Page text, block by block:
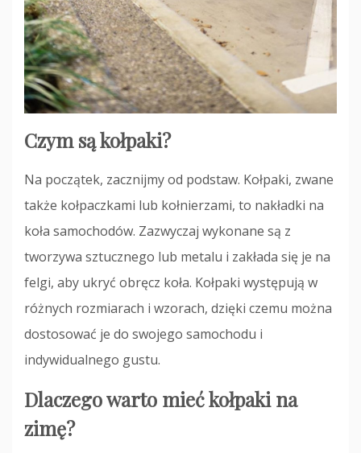
Czym są kołpaki?
Na początek, zacznijmy od podstaw. Kołpaki, zwane
także kołpaczkami lub kołnierzami, to nakładki na
koła samochodów. Zazwyczaj wykonane są z
tworzywa sztucznego lub metalu i zakłada się je na
felgi, aby ukryć obręcz koła. Kołpaki występują w
różnych rozmiarach i wzorach, dzięki czemu można
dostosować je do swojego samochodu i
indywidualnego gustu.
Dlaczego warto mieć kołpaki na
zimę?